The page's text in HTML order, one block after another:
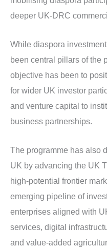
deeper UK-DRC
While diaspora
been central pillars of the
objective has been to
for wider UK investor
and venture capital to
business partnerships.
The programme has also
UK by advancing the UK
high-potential frontier
emerging pipeline of
enterprises aligned with
services, digital
and value-added